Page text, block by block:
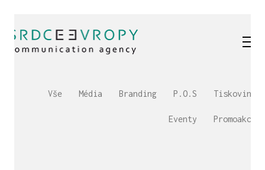
Vše Média Branding P.O.S Tiskoviny
Eventy Promoakce